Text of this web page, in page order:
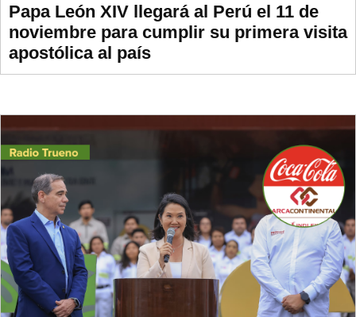
Papa León XIV llegará al Perú el 11 de
noviembre para cumplir su primera visita
apostólica al país